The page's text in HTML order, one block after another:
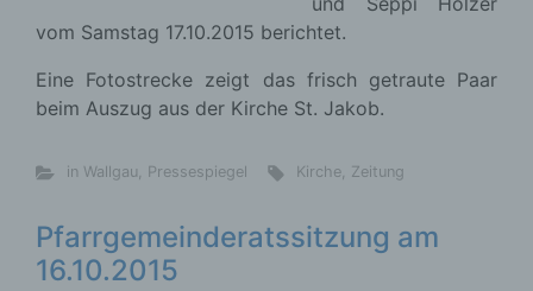
vom Samstag 17.10.2015 berichtet.
Eine Fotostrecke zeigt das frisch getraute Paar
beim Auszug aus der Kirche St. Jakob.
in Wallgau, Pressespiegel Kirche, Zeitung
Pfarrgemeinderatssitzung am
16.10.2015